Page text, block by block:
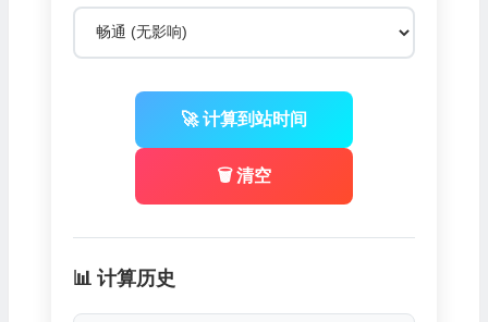
🚀 计算到站时间
🗑️ 清空
📊 计算历史